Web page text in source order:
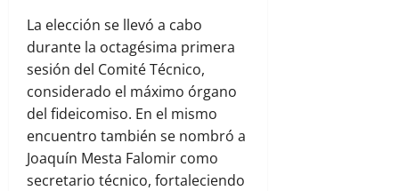
La elección se llevó a cabo
durante la octagésima primera
sesión del Comité Técnico,
considerado el máximo órgano
del fideicomiso. En el mismo
encuentro también se nombró a
Joaquín Mesta Falomir como
secretario técnico, fortaleciendo